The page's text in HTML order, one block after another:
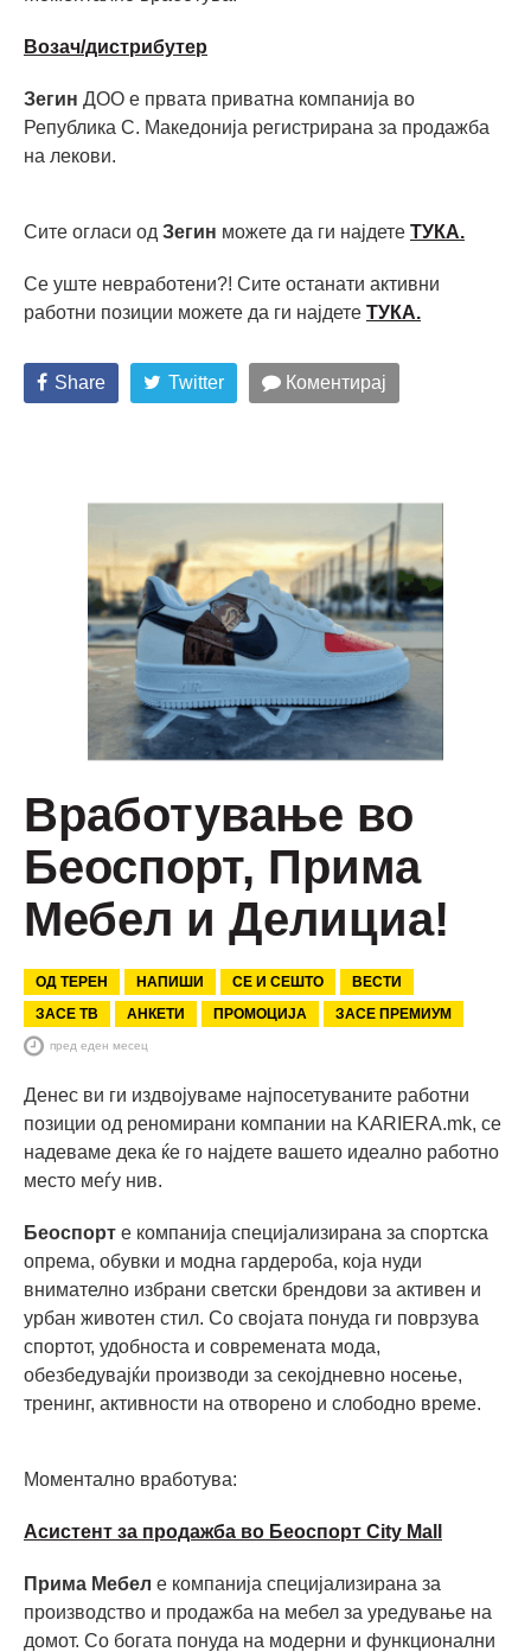
Возач/дистрибутер
Зегин ДОО е првата приватна компанија во
Република С. Македонија регистрирана за продажба
на лекови.
Сите огласи од Зегин можете да ги најдете ТУКА.
Се уште невработени?! Сите останати активни
работни позиции можете да ги најдете ТУКА.
Share Twitter Коментирај
Вработување во
Беоспорт, Прима
Мебел и Делициа!
ОД ТЕРЕН НАПИШИ СЕ И СЕШТО
ВЕСТИ
ЗАСЕ ТВ
АНКЕТИ ПРОМОЦИЈА ЗАСЕ ПРЕМИУМ
пред еден месец
Денес ви ги издвојуваме најпосетуваните работни
позиции од реномирани компании на KARIERA.mk, се
надеваме дека ќе го најдете вашето идеално работно
место меѓу нив.
Беоспорт е компанија специјализирана за спортска
опрема, обувки и модна гардероба, која нуди
внимателно избрани светски брендови за активен и
урбан животен стил. Со својата понуда ги поврзува
спортот, удобноста и современата мода,
обезбедувајќи производи за секојдневно носење,
тренинг, активности на отворено и слободно време.
Моментално вработува:
Асистент за продажба во Беоспорт City Mall
Прима Мебел е компанија специјализирана за
производство и продажба на мебел за уредување на
домот. Со богата понуда на модерни и функционални